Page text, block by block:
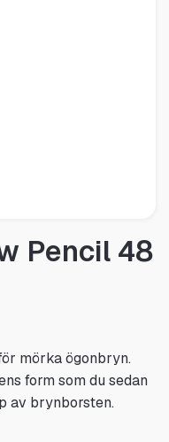
Pencil 48
mörka ögonbryn.
form som du sedan
av brynborsten.